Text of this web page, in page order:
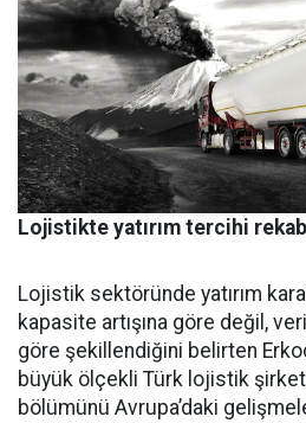
Lojistikte yatırım tercihi
Lojistik sektöründe yatırım
kapasi­te artışına göre değil,
göre şekillendiği­ni belirten
büyük ölçekli Türk lojistik
bölümü­nü Avrupa’daki